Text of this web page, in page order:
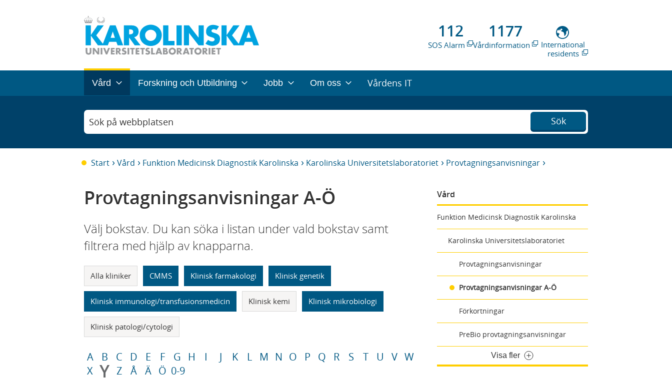
112
SOS Alarm
1177
Vårdinformation
International
residents
Vård Forskning och Utbildning Jobb Om oss Vårdens IT
Sök på webbplatsen Sök
Start Vård Funktion Medicinsk Diagnostik Karolinska Karolinska Universitetslaboratoriet Provtagningsanvisningar
Vård
Funktion Medicinsk Diagnostik Karolinska
Karolinska Universitetslaboratoriet
Provtagningsanvisningar
Provtagningsanvisningar A-Ö
Förkortningar
PreBio provtagningsanvisningar
Visa fler
Provtagningsanvisningar A-Ö
Välj bokstav. Du kan söka i listan under vald bokstav samt
filtrera med hjälp av knapparna.
Alla kliniker CMMS Klinisk farmakologi Klinisk genetik
Klinisk immunologi/transfusionsmedicin Klinisk kemi Klinisk mikrobiologi
Klinisk patologi/cytologi
A B C D E F G H I J K L M N O P Q R S T U V W
X Y Z Å Ä Ö 0-9